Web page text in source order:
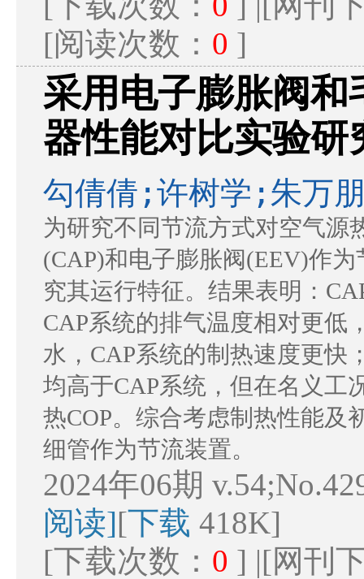
[阅读次数： 0 ]
采用电子膨胀阀和
器性能对比实验研
勾倩倩;许树学;朱万
为研究不同节流方式对空气源
(CAP)和电子膨胀阀(EEV)作
究其运行特征。结果表明：
CAP系统的排气温度相对更
水，CAP系统的制热速度更快
均高于CAP系统，但在名义工
热COP。综合考虑制热性能及
细管作为节流装置。
2024年06期
阅读][下载 418K]
[下载次数： 0 ] |[网刊